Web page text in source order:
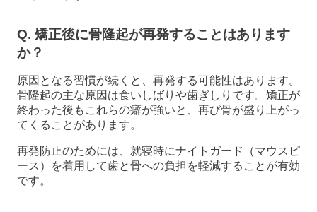
Q. 矯正後に骨隆起が再発することはあります
か？
原因となる習慣が続くと、再発する可能性はあります。
骨隆起の主な原因は食いしばりや歯ぎしりです。矯正が
終わった後もこれらの癖が強いと、再び骨が盛り上がっ
てくることがあります。
再発防止のためには、就寝時にナイトガード（マウスピ
ース）を着用して歯と骨への負担を軽減することが有効
です。